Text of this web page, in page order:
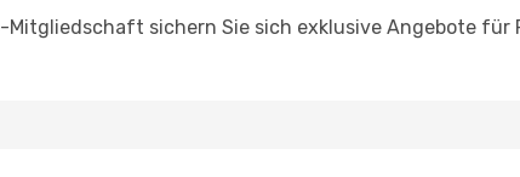
Mitgliedschaft sichern Sie sich exklusive Angebote für